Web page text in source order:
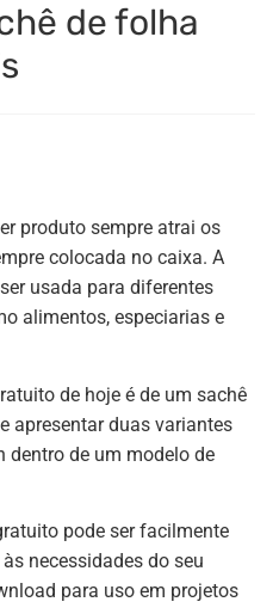
de folha
produto sempre atrai os
colocada no caixa. A
usada para diferentes
alimentos, especiarias e
de hoje é de um sachê
apresentar duas variantes
dentro de um modelo de
pode ser facilmente
necessidades do seu
para uso em projetos